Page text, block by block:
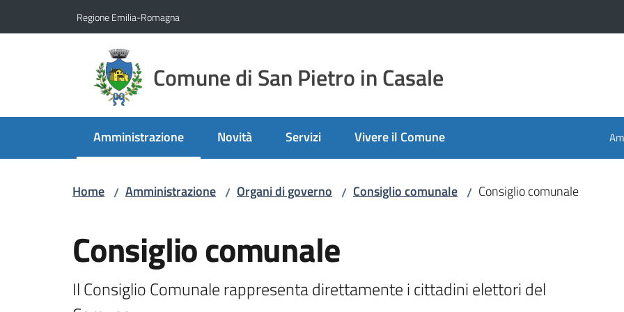
Regione Emilia-Romagna
Comune di San Pietro in Casale
Amministrazione
Menu selezionato Novità Servizi Vivere il Comune
Home / Amministrazione / Organi di governo / Consiglio comunale / Consiglio comunale
Consiglio comunale
Il Consiglio Comunale rappresenta direttamente i cittadini elettori del